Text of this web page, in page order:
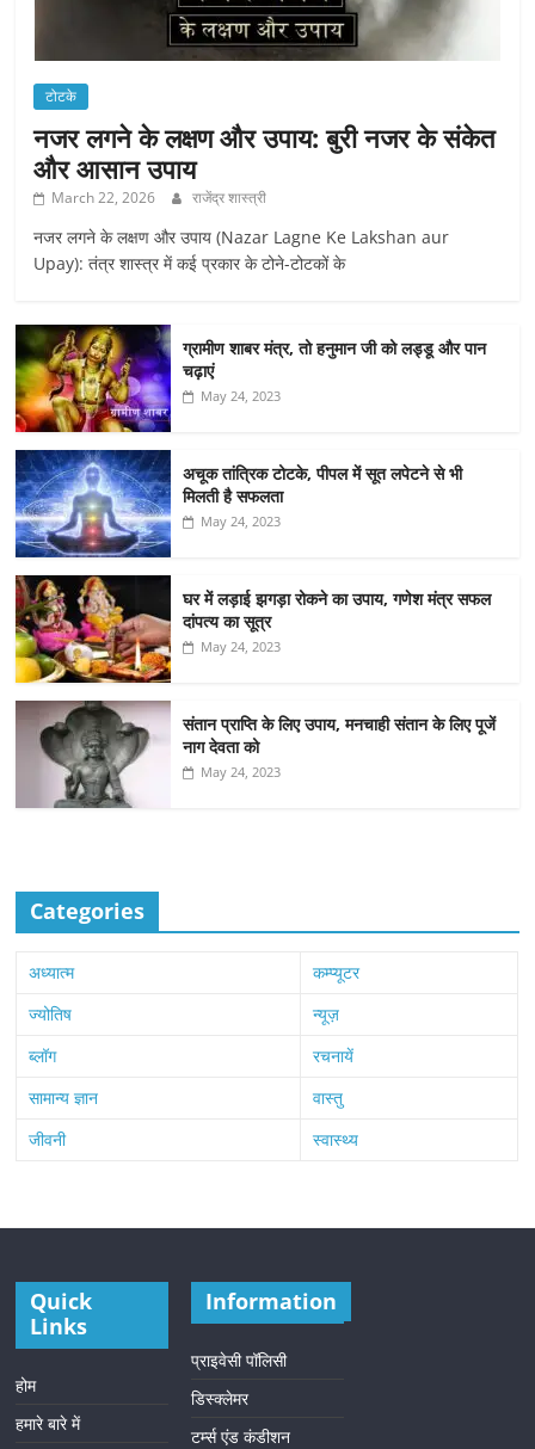
टोटके
नजर लगने के लक्षण और उपाय: बुरी नजर के संकेत
और आसान उपाय
March 22, 2026 राजेंद्र शास्त्री
नजर लगने के लक्षण और उपाय (Nazar Lagne Ke Lakshan aur
Upay): तंत्र शास्त्र में कई प्रकार के टोने-टोटकों के
ग्रामीण शाबर मंत्र, तो हनुमान जी को लड्डू और पान
चढ़ाएं
May 24, 2023
अचूक तांत्रिक टोटके, पीपल में सूत लपेटने से भी
मिलती है सफलता
May 24, 2023
घर में लड़ाई झगड़ा रोकने का उपाय, गणेश मंत्र सफल
दांपत्य का सूत्र
May 24, 2023
संतान प्राप्ति के लिए उपाय, मनचाही संतान के लिए पूजें
नाग देवता को
May 24, 2023
Categories
अध्यात्म
कम्प्यूटर
ज्योतिष
न्यूज़
ब्लॉग
रचनायें
सामान्य ज्ञान
वास्तु
जीवनी
स्वास्थ्य
Quick
Links
होम
हमारे बारे में
Information
प्राइवेसी पॉलिसी
डिस्क्लेमर
टर्म्स एंड कंडीशन